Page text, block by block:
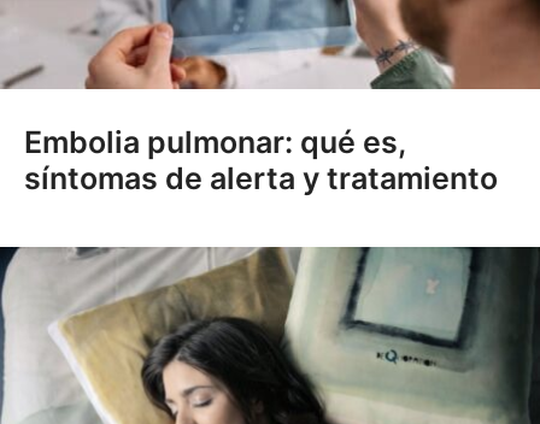
Embolia pulmonar: qué es,
síntomas de alerta y tratamiento